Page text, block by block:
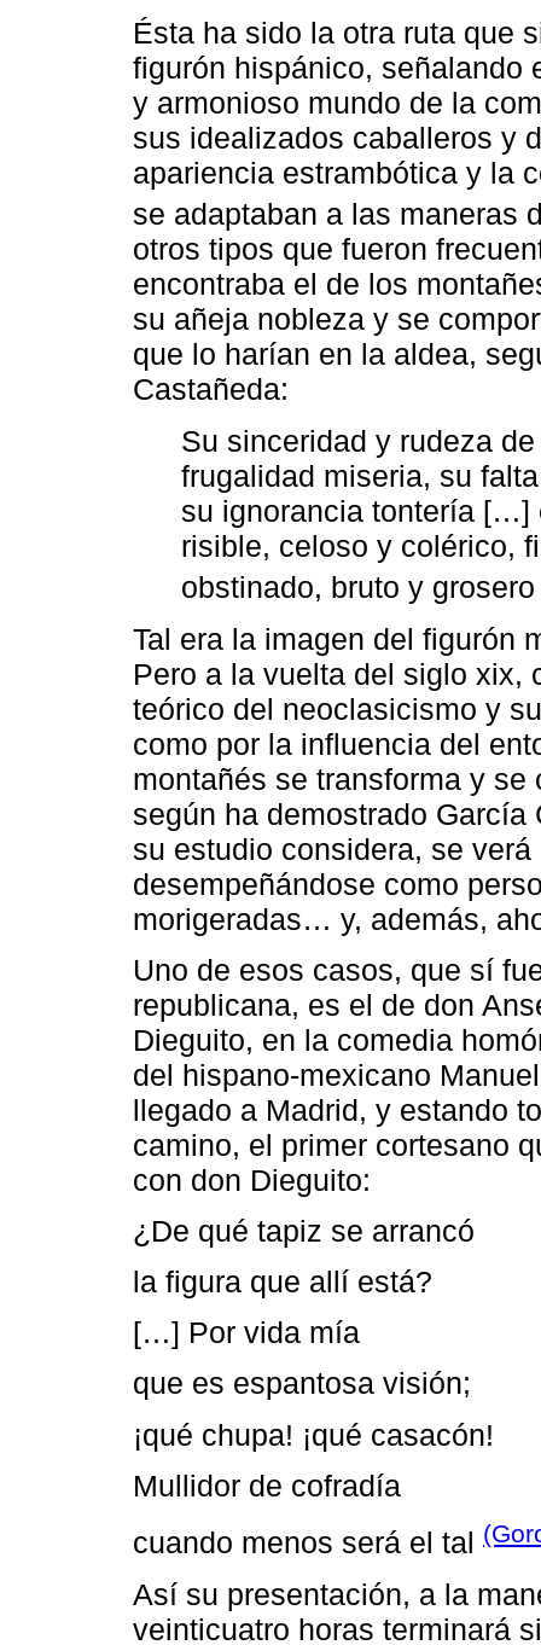
Ésta ha sido la otra ruta que
figurón hispánico, señalando
y armonioso mundo de la
sus idealizados caballeros y
apariencia estrambótica y la
se adaptaban a las maneras
otros tipos que fueron
encontraba el de los
su añeja nobleza y se
que lo harían en la aldea,
Castañeda:
Su sinceridad y rudeza
frugalidad miseria, su
su ignorancia tontería […]
risible, celoso y colérico,
obstinado, bruto y
Tal era la imagen del figurón
Pero a la vuelta del siglo xix,
teórico del neoclasicismo y
como por la influencia del
montañés se transforma y se
según ha demostrado
su estudio considera, se
desempeñándose como
morigeradas… y, además,
Uno de esos casos, que sí
republicana, es el de don
Dieguito, en la comedia
del hispano-mexicano
llegado a Madrid, y estando
camino, el primer cortesano
con don Dieguito:
¿De qué tapiz se arrancó
la figura que allí está?
[…] Por vida mía
que es espantosa visión;
¡qué chupa! ¡qué casacón!
Mullidor de cofradía
cuando menos será el tal
Así su presentación, a la
veinticuatro horas terminará